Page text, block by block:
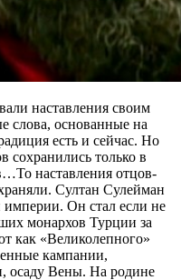
наставления своим
слова, основанные на
есть и сейчас. Но
сохранились только в
наставления отцов-
Султан Сулейман
Он стал если не
монархов Турции за
как «Великолепного»
кампании,
осаду Вены. На родине